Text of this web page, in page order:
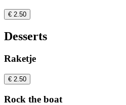
€ 2.50
Desserts
Raketje
€ 2.50
Rock the boat